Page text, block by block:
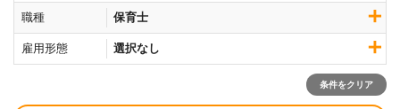
職種 保育士
雇用形態 選択なし
条件をクリア